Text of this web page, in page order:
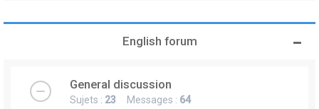
English forum
General discussion
Sujets : 23 Messages : 64